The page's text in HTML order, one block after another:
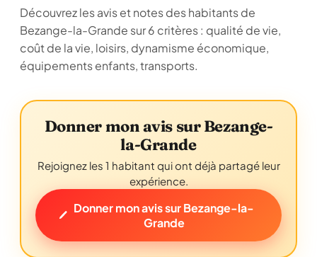
Découvrez les avis et notes des habitants de
Bezange-la-Grande sur 6 critères : qualité de vie,
coût de la vie, loisirs, dynamisme économique,
équipements enfants, transports.
Donner mon avis sur Bezange-
la-Grande
Rejoignez les 1 habitant qui ont déjà partagé leur
expérience.
Donner mon avis sur Bezange-la-
Grande